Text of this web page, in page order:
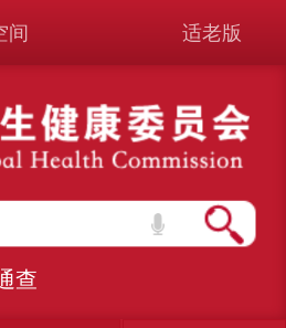
间 适老版
查